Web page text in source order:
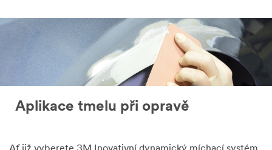
Aplikace tmelu při opravě